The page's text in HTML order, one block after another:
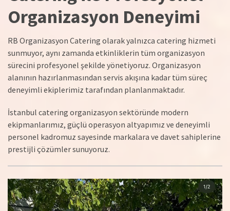
Organizasyon Deneyimi
RB Organizasyon Catering olarak yalnızca catering hizmeti
sunmuyor, aynı zamanda etkinliklerin tüm organizasyon
sürecini profesyonel şekilde yönetiyoruz. Organizasyon
alanının hazırlanmasından servis akışına kadar tüm süreç
deneyimli ekiplerimiz tarafından planlanmaktadır.
İstanbul catering organizasyon sektöründe modern
ekipmanlarımız, güçlü operasyon altyapımız ve deneyimli
personel kadromuz sayesinde markalara ve davet sahiplerine
prestijli çözümler sunuyoruz.